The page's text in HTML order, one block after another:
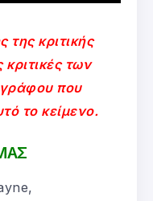
κριτικής
κριτικές των
που
το κείμενο.